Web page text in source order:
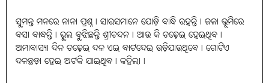
ସୁମନ୍ତ ମନରେ ନାନା ପ୍ରଶ୍ନ। ସାରସମାନେ ଯୋଡ଼ି ବାନ୍ଧି ରହନ୍ତି। ଜଳା ଭୂମିରେ
ବସା ବାନ୍ଧନ୍ତି। ଭୁଲ ବୁଝିଛନ୍ତି ଶ୍ରୀଚନ୍ଦନ। ଆଉ କି ଚଢ଼େଇ ହେଇଥିବ।
ଅମାବାସ୍ୟା ଦିନ ଚଢ଼େଇ ଦଳ ଏଇ ବାଟଦେଇ ଉଡ଼ିଯାଉଥିବେ। ଗୋଟିଏ
ଦଳଛଡ଼ା ହେଇ ଅଟକି ଯାଇଥିବ। କହିଲା।